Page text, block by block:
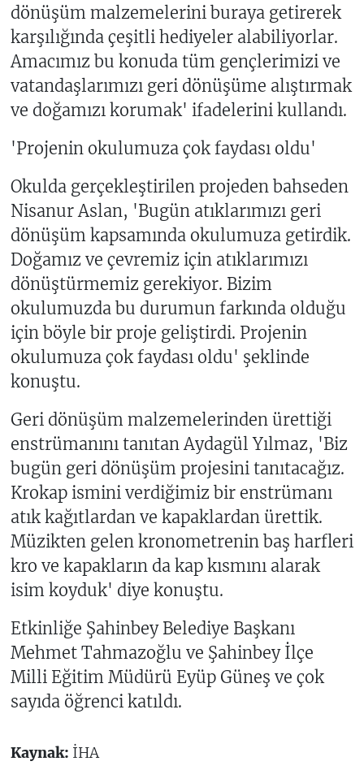
dönüşüm malzemelerini buraya getirerek
karşılığında çeşitli hediyeler alabiliyorlar.
Amacımız bu konuda tüm gençlerimizi ve
vatandaşlarımızı geri dönüşüme alıştırmak
ve doğamızı korumak' ifadelerini kullandı.
'Projenin okulumuza çok faydası oldu'
Okulda gerçekleştirilen projeden bahseden
Nisanur Aslan, 'Bugün atıklarımızı geri
dönüşüm kapsamında okulumuza getirdik.
Doğamız ve çevremiz için atıklarımızı
dönüştürmemiz gerekiyor. Bizim
okulumuzda bu durumun farkında olduğu
için böyle bir proje geliştirdi. Projenin
okulumuza çok faydası oldu' şeklinde
konuştu.
Geri dönüşüm malzemelerinden ürettiği
enstrümanını tanıtan Aydagül Yılmaz, 'Biz
bugün geri dönüşüm projesini tanıtacağız.
Krokap ismini verdiğimiz bir enstrümanı
atık kağıtlardan ve kapaklardan ürettik.
Müzikten gelen kronometrenin baş harfleri
kro ve kapakların da kap kısmını alarak
isim koyduk' diye konuştu.
Etkinliğe Şahinbey Belediye Başkanı
Mehmet Tahmazoğlu ve Şahinbey İlçe
Milli Eğitim Müdürü Eyüp Güneş ve çok
sayıda öğrenci katıldı.
Kaynak: İHA